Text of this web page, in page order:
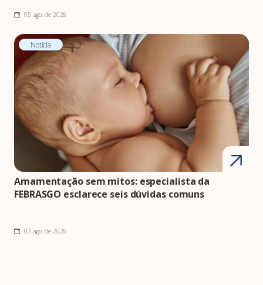
05 ago. de 2026
Notícia
Amamentação sem mitos: especialista da
FEBRASGO esclarece seis dúvidas comuns
03 ago. de 2026